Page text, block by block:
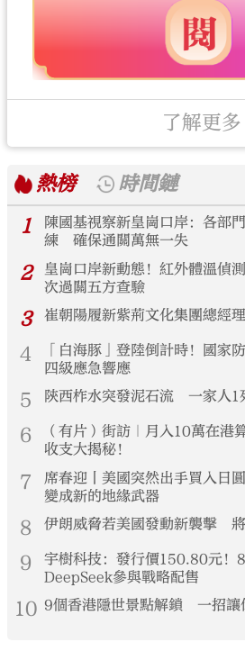
了解更多
熱榜
時間鏈
1
陳國基視察新皇崗口岸：各部
練 確保通關萬無一失
2
皇崗口岸新動態！紅外體溫偵
次過關五方查驗
3 崔朝陽履新紫荊文化集團總經理
4
「白海豚」登陸倒計時！國家
四級應急響應
5 陝西柞水突發泥石流 一家人1
6
（有片）街訪｜月入10萬在港
收支大揭秘！
7
席春迎丨美國突然出手買入日
變成新的地緣武器
8 伊朗威脅若美國發動新襲擊
9
宇樹科技：發行價150.80元
DeepSeek參與戰略配售
10 9個香港隱世景點解鎖 一招讓